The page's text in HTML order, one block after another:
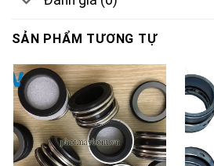
SẢN PHẨM TƯƠNG TỰ